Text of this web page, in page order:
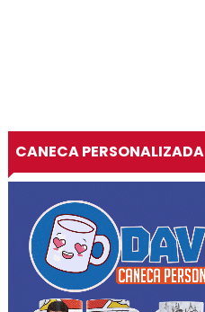
CANECA PERSONALIZADA